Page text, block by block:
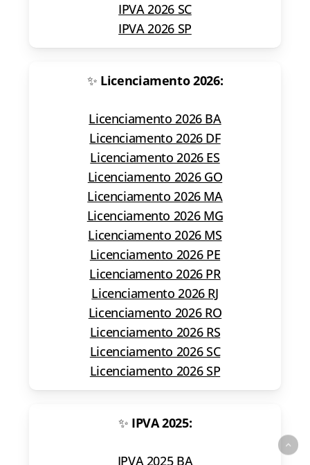
IPVA 2026 SC
IPVA 2026 SP
✨ Licenciamento 2026:
Licenciamento 2026 BA
Licenciamento 2026 DF
Licenciamento 2026 ES
Licenciamento 2026 GO
Licenciamento 2026 MA
Licenciamento 2026 MG
Licenciamento 2026 MS
Licenciamento 2026 PE
Licenciamento 2026 PR
Licenciamento 2026 RJ
Licenciamento 2026 RO
Licenciamento 2026 RS
Licenciamento 2026 SC
Licenciamento 2026 SP
✨ IPVA 2025:
IPVA 2025 BA